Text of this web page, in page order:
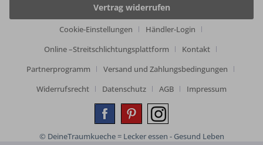
Vertrag widerrufen
Cookie-Einstellungen
Händler-Login
Online –Streitschlichtungsplattform
Kontakt
Partnerprogramm
Versand und Zahlungsbedingungen
Widerrufsrecht
Datenschutz AGB Impressum
© DeineTraumkueche = Lecker essen - Gesund Leben